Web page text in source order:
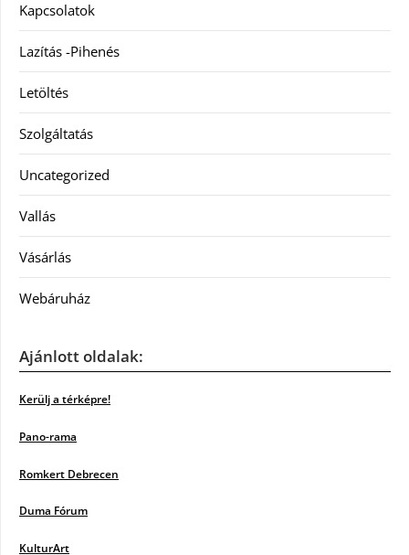
Kapcsolatok
Lazítás -Pihenés
Letöltés
Szolgáltatás
Uncategorized
Vallás
Vásárlás
Webáruház
Ajánlott oldalak:
Kerülj a térképre!
Pano-rama
Romkert Debrecen
Duma Fórum
KulturArt